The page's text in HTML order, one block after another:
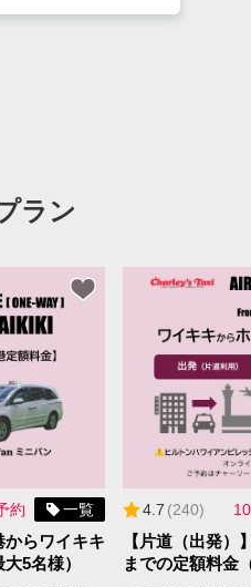
ラン
約 一覧
からワイキキ
5名様）
4.7 (240)
【片道（出発）
までの定額料金